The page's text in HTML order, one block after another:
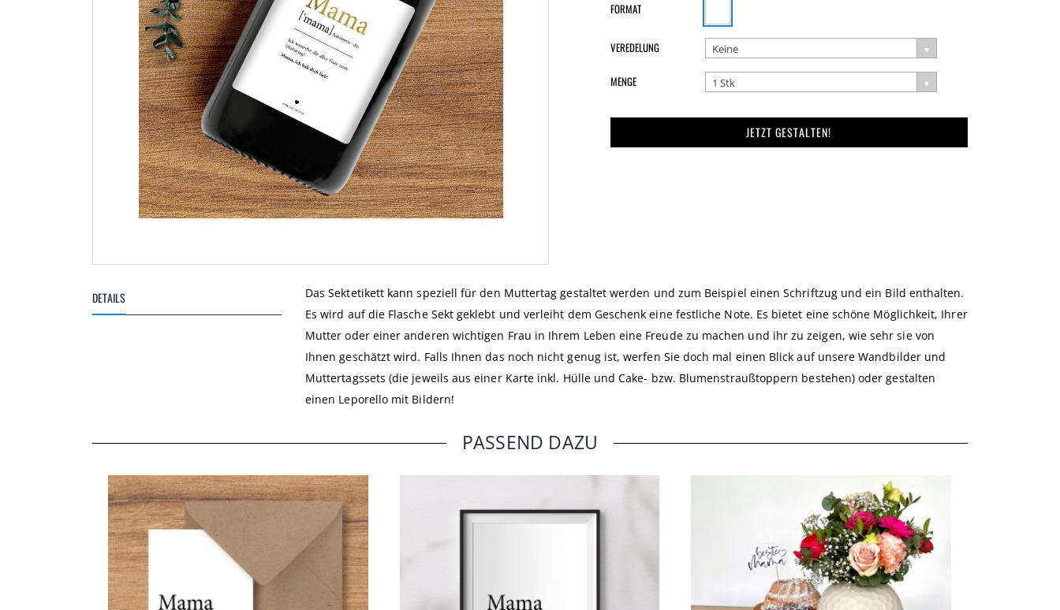
der
Bildgalerie
MENGE 1 Stk
FORMAT
VEREDELUNG Keine
JETZT GESTALTEN!
DETAILS
Das Sektetikett kann speziell für den Muttertag gestaltet werden und zum Beispiel einen Schriftzug und ein Bild enthalten.
Es wird auf die Flasche Sekt geklebt und verleiht dem Geschenk eine festliche Note. Es bietet eine schöne Möglichkeit, Ihrer
Mutter oder einer anderen wichtigen Frau in Ihrem Leben eine Freude zu machen und ihr zu zeigen, wie sehr sie von
Ihnen geschätzt wird. Falls Ihnen das noch nicht genug ist, werfen Sie doch mal einen Blick auf unsere Wandbilder und
Muttertagssets (die jeweils aus einer Karte inkl. Hülle und Cake- bzw. Blumenstraußtoppern bestehen) oder gestalten
einen Leporello mit Bildern!
PASSEND DAZU